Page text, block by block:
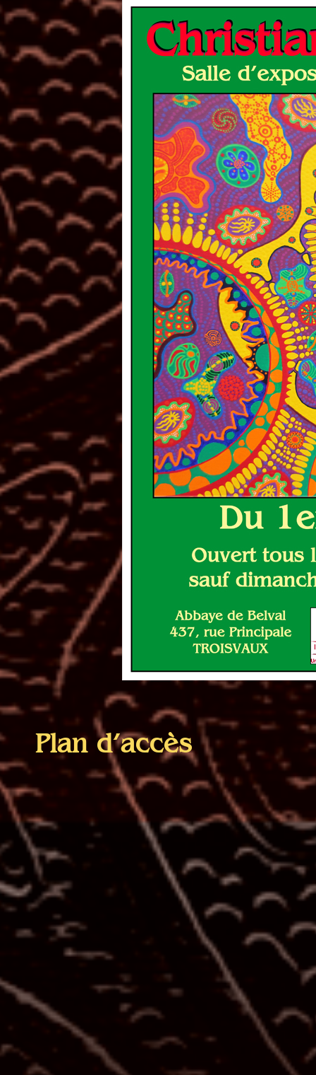
Plan d’accès